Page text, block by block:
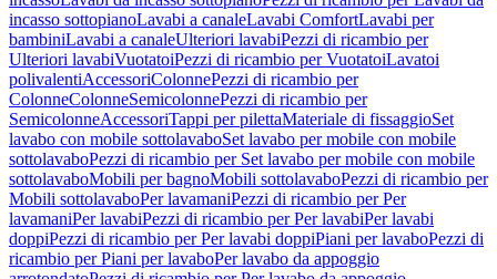
incasso sottopianoLavabi a canaleLavabi ComfortLavabi per
bambiniLavabi a canaleUlteriori lavabiPezzi di ricambio per
Ulteriori lavabiVuotatoiPezzi di ricambio per VuotatoiLavatoi
polivalentiAccessoriColonnePezzi di ricambio per
ColonneColonneSemicolonnePezzi di ricambio per
SemicolonneAccessoriTappi per pilettaMateriale di fissaggioSet
lavabo con mobile sottolavaboSet lavabo per mobile con mobile
sottolavaboPezzi di ricambio per Set lavabo per mobile con mobile
sottolavaboMobili per bagnoMobili sottolavaboPezzi di ricambio per
Mobili sottolavaboPer lavamaniPezzi di ricambio per Per
lavamaniPer lavabiPezzi di ricambio per Per lavabiPer lavabi
doppiPezzi di ricambio per Per lavabi doppiPiani per lavaboPezzi di
ricambio per Piani per lavaboPer lavabo da appoggio